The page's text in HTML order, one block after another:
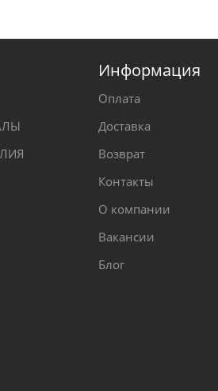
Информация
Оплата
Доставка
Возврат
Контакты
О компании
Вакансии
Блог